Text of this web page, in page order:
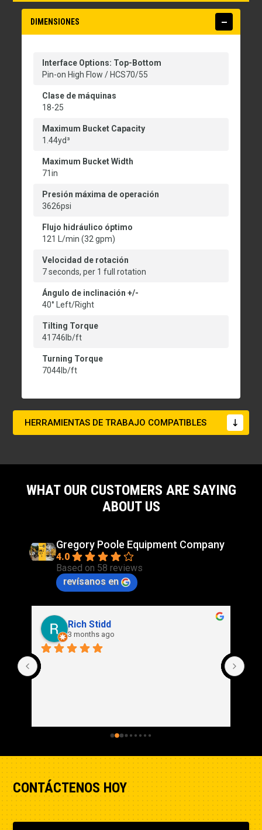
DIMENSIONES
Interface Options: Top-Bottom
Pin-on High Flow / HCS70/55
Clase de máquinas
18-25
Maximum Bucket Capacity
1.44yd³
Maximum Bucket Width
71in
Presión máxima de operación
3626psi
Flujo hidráulico óptimo
121 L/min (32 gpm)
Velocidad de rotación
7 seconds, per 1 full rotation
Ángulo de inclinación +/-
40° Left/Right
Tilting Torque
41746lb/ft
Turning Torque
7044lb/ft
HERRAMIENTAS DE TRABAJO COMPATIBLES
WHAT OUR CUSTOMERS ARE SAYING
ABOUT US
Gregory Poole Equipment Company
4.0
Based on 58 reviews
revísanos en
Rich Stidd
3 months ago
CONTÁCTENOS HOY